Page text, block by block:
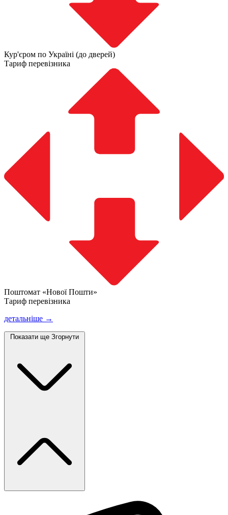
Кур'єром по Україні (до дверей)
Тариф перевізника
Поштомат «Нової Пошти»
Тариф перевізника
детальніше →
Показати ще Згорнути